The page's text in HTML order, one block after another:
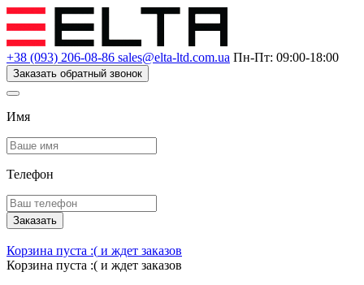
+38 (093) 206-08-86 sales@elta-ltd.com.ua Пн-Пт: 09:00-18:00
Заказать обратный звонок
Имя
Телефон
Заказать
Корзина пуста :( и ждет заказов
Корзина пуста :( и ждет заказов